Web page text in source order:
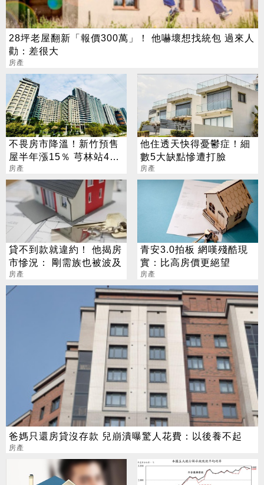
28坪老屋翻新「報價300萬」！ 他嚇壞想找統包 過來人
勸：差很大
房產
不畏房市降溫！新竹預售
屋半年漲15％ 芎林站4字
頭
房產
他住透天快得憂鬱症！細
數5大缺點慘遭打臉
房產
貸不到款就違約！ 他揭房
市慘況： 剛需族也被波及
房產
青安3.0拍板 網嘆殘酷現
實：比高房價更絕望
房產
爸媽只還房貸沒存款 兒崩潰曝驚人花費：以後養不起
房產